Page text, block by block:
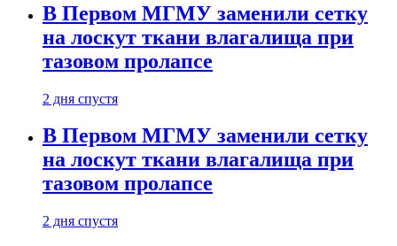
В Первом МГМУ заменили сетку
на лоскут ткани влагалища при
тазовом пролапсе
2 дня спустя
В Первом МГМУ заменили сетку
на лоскут ткани влагалища при
тазовом пролапсе
2 дня спустя